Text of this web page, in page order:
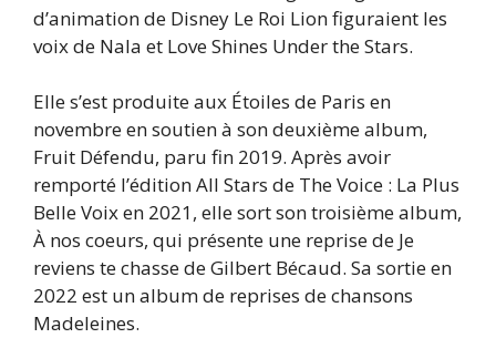
d’animation de Disney Le Roi Lion figuraient les
voix de Nala et Love Shines Under the Stars.
Elle s’est produite aux Étoiles de Paris en
novembre en soutien à son deuxième album,
Fruit Défendu, paru fin 2019. Après avoir
remporté l’édition All Stars de The Voice : La Plus
Belle Voix en 2021, elle sort son troisième album,
À nos coeurs, qui présente une reprise de Je
reviens te chasse de Gilbert Bécaud. Sa sortie en
2022 est un album de reprises de chansons
Madeleines.